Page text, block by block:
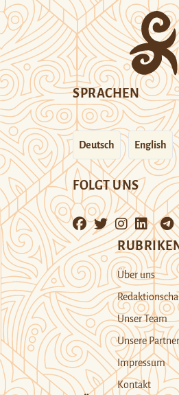
SPRACHEN
Deutsch English
FOLGT UNS
Über uns
Unser Team
Unsere Partner
Impressum
Kontakt